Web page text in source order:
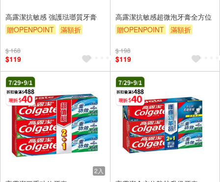
高露潔抗敏感 強護琺瑯質牙膏
贈OPENPOINT
滿額折
$ 168
$119
高露潔抗敏感超微泡牙膏全方位
贈OPENPOINT
滿額折
$ 198
$119
2入